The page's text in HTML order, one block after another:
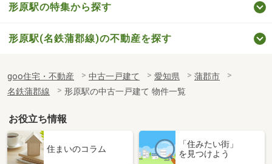
形原駅の特集から探す
形原駅(名鉄蒲郡線)の不動産を探す
goo住宅・不動産 中古一戸建て 愛知県
蒲郡市
名鉄蒲郡線
形原駅の中古一戸建て 物件一覧
お役立ち情報
住まいのコラム
「住みたい街」
を見つけよう